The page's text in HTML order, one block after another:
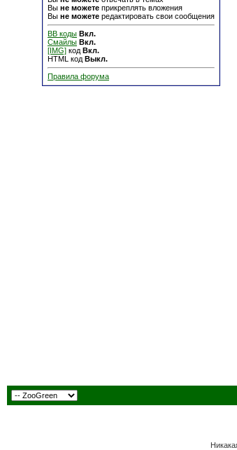
Вы не можете прикреплять вложения
Вы не можете редактировать свои сообщения
BB коды Вкл.
Смайлы Вкл.
[IMG] код Вкл.
HTML код Выкл.
Правила форума